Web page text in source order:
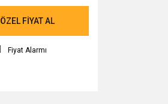
ÖZEL FİYAT AL
Fiyat Alarmı